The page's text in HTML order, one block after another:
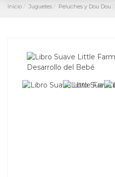
Inicio Juguetes Peluches y Dou Dou